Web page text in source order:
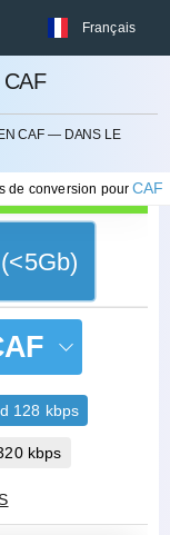
Français
CAF — DANS LE
de conversion pourCAF
128 kbps
kbps